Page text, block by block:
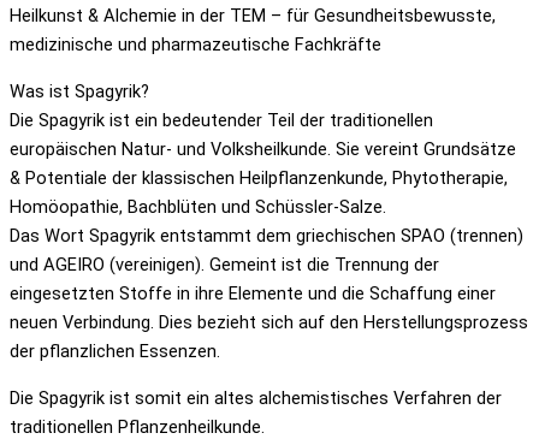
Heilkunst & Alchemie in der TEM – für Gesundheitsbewusste,
medizinische und pharmazeutische Fachkräfte
Was ist Spagyrik?
Die Spagyrik ist ein bedeutender Teil der traditionellen
europäischen Natur- und Volksheilkunde. Sie vereint Grundsätze
& Potentiale der klassischen Heilpflanzenkunde, Phytotherapie,
Homöopathie, Bachblüten und Schüssler-Salze.
Das Wort Spagyrik entstammt dem griechischen SPAO (trennen)
und AGEIRO (vereinigen). Gemeint ist die Trennung der
eingesetzten Stoffe in ihre Elemente und die Schaffung einer
neuen Verbindung. Dies bezieht sich auf den Herstellungsprozess
der pflanzlichen Essenzen.
Die Spagyrik ist somit ein altes alchemistisches Verfahren der
traditionellen Pflanzenheilkunde.